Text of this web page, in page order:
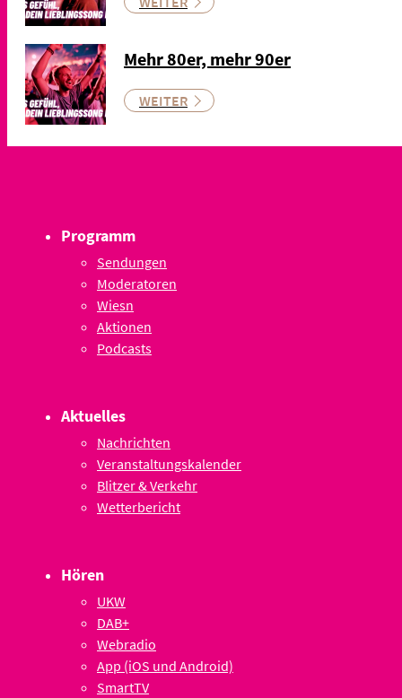
Mehr 80er, mehr 90er
WEITER
Programm
Sendungen
Moderatoren
Wiesn
Aktionen
Podcasts
Aktuelles
Nachrichten
Veranstaltungskalender
Blitzer & Verkehr
Wetterbericht
Hören
UKW
DAB+
Webradio
App (iOS und Android)
SmartTV